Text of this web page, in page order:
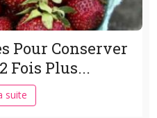
Pour Conserver
Fois Plus...
suite